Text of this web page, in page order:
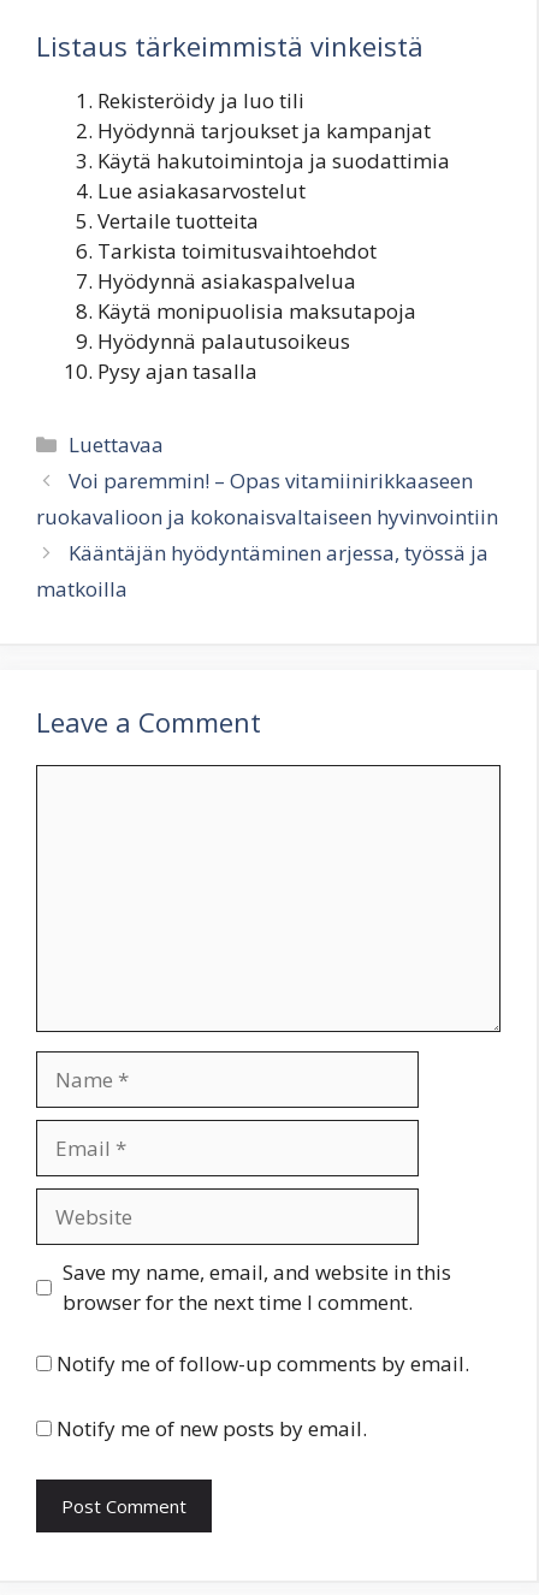
Listaus tärkeimmistä vinkeistä
Rekisteröidy ja luo tili
Hyödynnä tarjoukset ja kampanjat
Käytä hakutoimintoja ja suodattimia
Lue asiakasarvostelut
Vertaile tuotteita
Tarkista toimitusvaihtoehdot
Hyödynnä asiakaspalvelua
Käytä monipuolisia maksutapoja
Hyödynnä palautusoikeus
Pysy ajan tasalla
Categories
Luettavaa
Voi paremmin! – Opas vitamiinirikkaaseen
ruokavalioon ja kokonaisvaltaiseen hyvinvointiin
Kääntäjän hyödyntäminen arjessa, työssä ja
matkoilla
Leave a Comment
Save my name, email, and website in this
browser for the next time I comment.
Notify me of follow-up comments by email.
Notify me of new posts by email.